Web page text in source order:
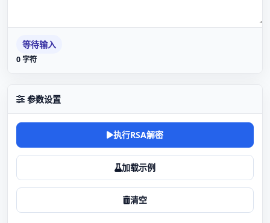
等待输入
0 字符
参数设置
执行RSA解密
加载示例
清空